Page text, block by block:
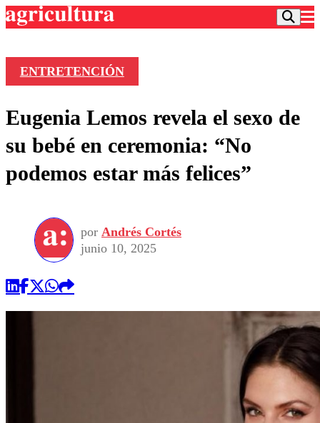
Frecuencias
Deportes
Colo Colo
Seleccion Chilena
Torneo Internacional
Universidad de Chile
Entretención
Economía
Internacional
Sustentabilidad
Publicaciones en medios
Opinión
ENTRETENCIÓN
Eugenia Lemos revela el sexo de
su bebé en ceremonia: “No
podemos estar más felices”
por Andrés Cortés
junio 10, 2025